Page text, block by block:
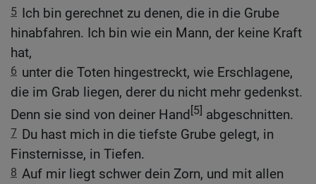
5 Ich bin gerechnet zu denen, die in die Grube
hinabfahren. Ich bin wie ein Mann, der keine Kraft
hat,
6 unter die Toten hingestreckt, wie Erschlagene,
die im Grab liegen, derer du nicht mehr gedenkst.
Denn sie sind von deiner Hand[5] abgeschnitten.
7 Du hast mich in die tiefste Grube gelegt, in
Finsternisse, in Tiefen.
8 Auf mir liegt schwer dein Zorn, und mit allen